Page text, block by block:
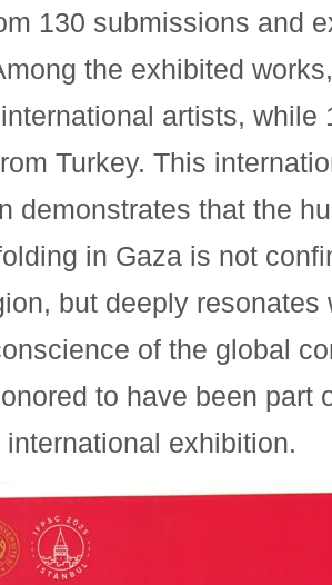
130 submissions and
the exhibited
artists, while
Turkey. This
demonstrates that the
in Gaza is not
but deeply resonates
of the global
to have been part
exhibition.